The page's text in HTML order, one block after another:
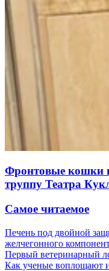
Фронтовые кошки
труппу Театра
Самое читаемое
Печень под двойной
желчегонного
Первый ветеринарный
Как ученые воплощают